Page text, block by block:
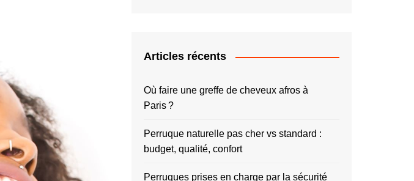
Articles récents
Où faire une greffe de cheveux afros à
Paris ?
Perruque naturelle pas cher vs standard :
budget, qualité, confort
Perruques prises en charge par la sécurité